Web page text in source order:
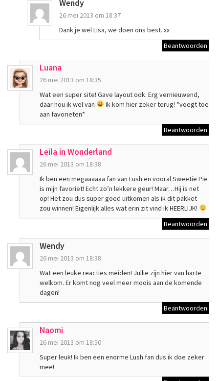
Wendy
26 mei 2013 om 18:37
Dank je wel Lisa, we doen ons best. xx
Beantwoorden
Luana
26 mei 2013 om 18:35
Wat een super site! Gave layout ook. Erg vernieuwend,
daar hou ik wel van
Ik kom hier zeker terug! *voegt toe
aan favorieten*
Beantwoorden
Leila in Wonderland
26 mei 2013 om 18:38
Ik ben een megaaaaaa fan van Lush en vooral Sweetie Pie
is mijn favoriet! Echt zo’n lekkere geur! Maar…Hij is net
op! Het zou dus super goed uitkomen als ik dit pakket
zou winnen! Eigenlijk alles wat erin zit vind ik HEERLIJK!
Beantwoorden
Wendy
26 mei 2013 om 18:38
Wat een leuke reacties meiden! Jullie zijn hier van harte
welkom. Er komt nog veel meer moois aan de komende
dagen!
Beantwoorden
Naomi
26 mei 2013 om 18:50
Super leuk! Ik ben een enorme Lush fan dus ik doe zeker
mee!